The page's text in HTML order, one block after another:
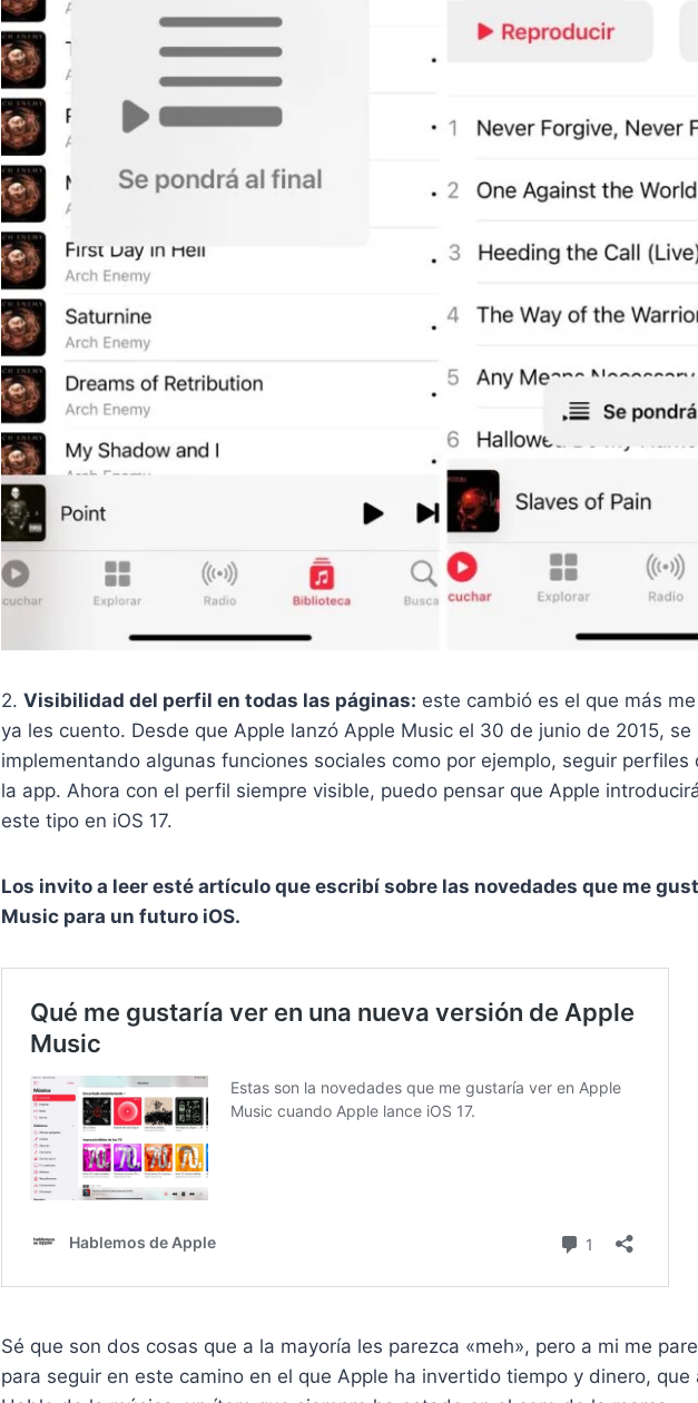
2. Visibilidad del perfil en todas las páginas: este cambió es el que más
ya les cuento. Desde que Apple lanzó Apple Music el 30 de junio de 2015, se
implementando algunas funciones sociales como por ejemplo, seguir
la app. Ahora con el perfil siempre visible, puedo pensar que Apple
este tipo en iOS 17.
Los invito a leer esté artículo que escribí sobre las novedades que me
Music para un futuro iOS.
Sé que son dos cosas que a la mayoría les parezca «meh», pero a mi me
para seguir en este camino en el que Apple ha invertido tiempo y dinero,